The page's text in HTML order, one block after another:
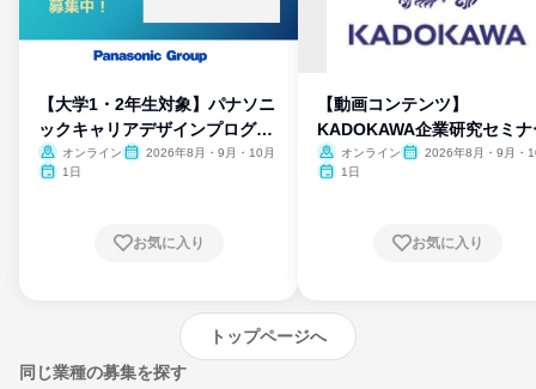
【大学1・2年生対象】パナソニ
ックキャリアデザインプログラ
ム
オンライン
2026年8月・9月・10月
1日
お気に入り
【動画コンテンツ】
KADOKAWA企業研究セミナ
オンライン
2026年8月・9月・
1日
お気に入り
トップページへ
同じ業種の募集を探す